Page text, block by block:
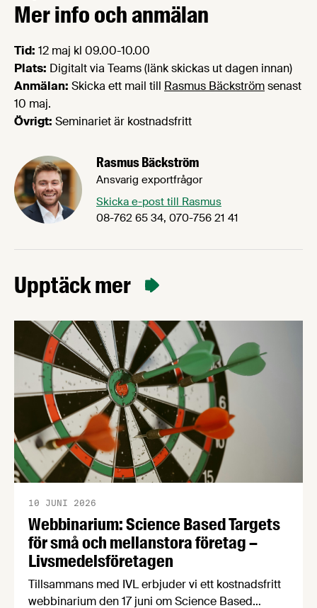
Mer info och anmälan
Tid: 12 maj kl 09.00-10.00
Plats: Digitalt via Teams (länk skickas ut dagen innan)
Anmälan: Skicka ett mail till Rasmus Bäckströmsenast
10 maj.
Övrigt: Seminariet är kostnadsfritt
Rasmus Bäckström
Ansvarig exportfrågor
Skicka e-post till Rasmus
08-762 65 34, 070-756 21 41
Upptäck mer
Webbinarium: Science Based Targets
för små och mellanstora företag –
Livsmedelsföretagen
10 JUNI 2026
Tillsammans med IVL erbjuder vi ett kostnadsfritt
webbinarium den 17 juni om Science Based